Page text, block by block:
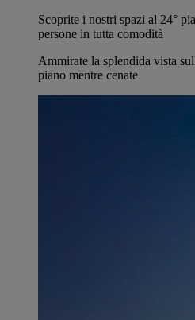
Scoprite i nostri spazi al 24°
persone in tutta comodità
Ammirate la splendida vista
piano mentre cenate